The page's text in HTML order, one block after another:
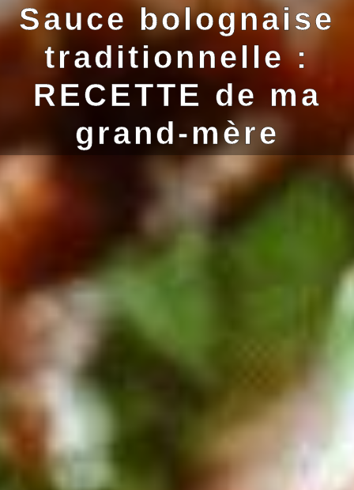
Sauce bolognaise
traditionnelle :
RECETTE de ma
grand-mère